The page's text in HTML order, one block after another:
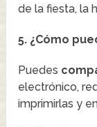
de la fiesta, la
5. ¿Cómo
Puedes
electrónico,
imprimirlas y